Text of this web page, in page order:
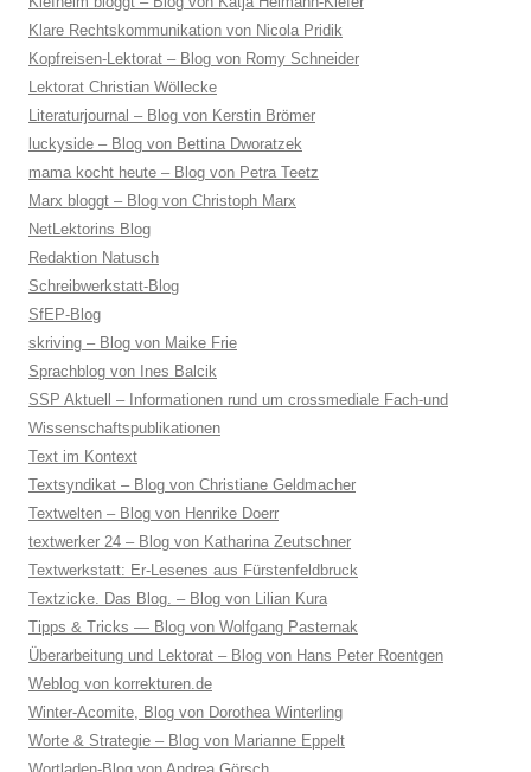
Klare Rechtskommunikation von Nicola Pridik
Kopfreisen-Lektorat – Blog von Romy Schneider
Lektorat Christian Wöllecke
Literaturjournal – Blog von Kerstin Brömer
luckyside – Blog von Bettina Dworatzek
mama kocht heute – Blog von Petra Teetz
Marx bloggt – Blog von Christoph Marx
NetLektorins Blog
Redaktion Natusch
Schreibwerkstatt-Blog
SfEP-Blog
skriving – Blog von Maike Frie
Sprachblog von Ines Balcik
SSP Aktuell – Informationen rund um crossmediale Fach-und
Wissenschaftspublikationen
Text im Kontext
Textsyndikat – Blog von Christiane Geldmacher
Textwelten – Blog von Henrike Doerr
textwerker 24 – Blog von Katharina Zeutschner
Textwerkstatt: Er-Lesenes aus Fürstenfeldbruck
Textzicke. Das Blog. – Blog von Lilian Kura
Tipps & Tricks — Blog von Wolfgang Pasternak
Überarbeitung und Lektorat – Blog von Hans Peter Roentgen
Weblog von korrekturen.de
Winter-Acomite, Blog von Dorothea Winterling
Worte & Strategie – Blog von Marianne Eppelt